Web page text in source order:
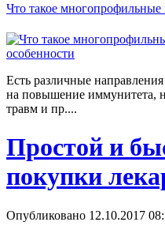
Что такое
Есть различные
на повышение иммунитета,
травм и пр....
Простой и
покупки
Опубликовано 12.10.2017